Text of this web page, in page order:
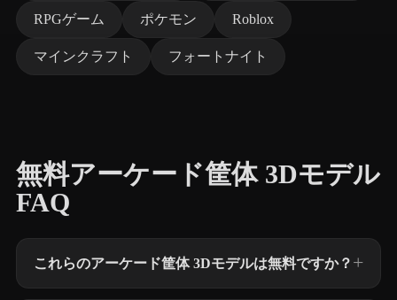
RPGゲーム ポケモン Roblox
マインクラフト フォートナイト
無料アーケード筐体 3Dモデル
FAQ
これらのアーケード筐体 3Dモデルは無料ですか？